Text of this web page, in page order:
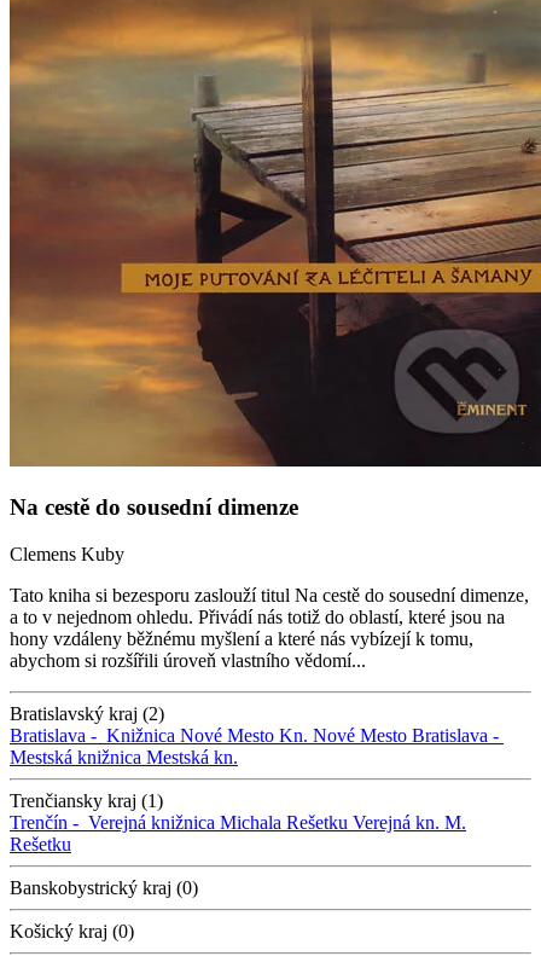
Na cestě do sousední dimenze
Clemens Kuby
Tato kniha si bezesporu zaslouží titul Na cestě do sousední dimenze,
a to v nejednom ohledu. Přivádí nás totiž do oblastí, které jsou na
hony vzdáleny běžnému myšlení a které nás vybízejí k tomu,
abychom si rozšířili úroveň vlastního vědomí...
Bratislavský kraj (2)
Bratislava - Knižnica Nové Mesto Kn. Nové Mesto Bratislava -
Mestská knižnica Mestská kn.
Trenčiansky kraj (1)
Trenčín - Verejná knižnica Michala Rešetku Verejná kn. M.
Rešetku
Banskobystrický kraj (0)
Košický kraj (0)